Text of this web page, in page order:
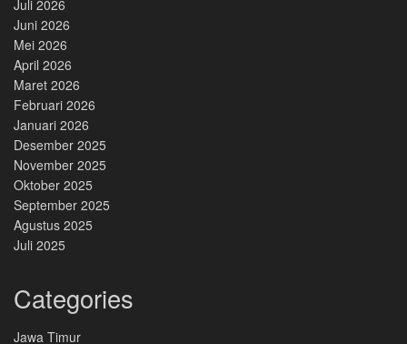
Juli 2026
Juni 2026
Mei 2026
April 2026
Maret 2026
Februari 2026
Januari 2026
Desember 2025
November 2025
Oktober 2025
September 2025
Agustus 2025
Juli 2025
Categories
Jawa Timur